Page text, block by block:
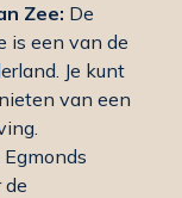
Zee: De
is een van de
Je kunt
van een
de